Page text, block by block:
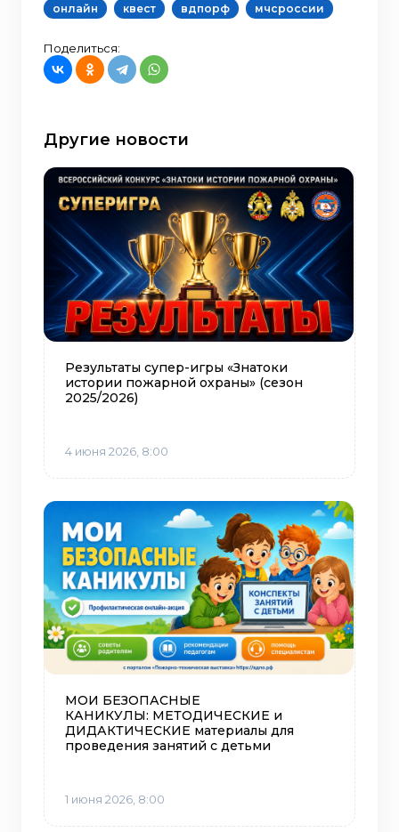
онлайн квест вдпорф мчсроссии
Поделиться:
Другие новости
Результаты супер-игры «Знатоки
истории пожарной охраны» (сезон
2025/2026)
4 июня 2026, 8:00
МОИ БЕЗОПАСНЫЕ
КАНИКУЛЫ: МЕТОДИЧЕСКИЕ и
ДИДАКТИЧЕСКИЕ материалы для
проведения занятий с детьми
1 июня 2026, 8:00